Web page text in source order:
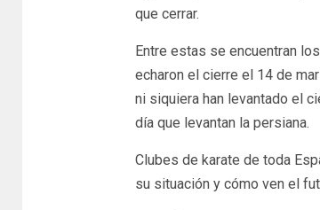
que cerrar.
Entre estas se encuentran
echaron el cierre el 14 de
ni siquiera han levantado el
día que levantan la persiana.
Clubes de karate de toda
su situación y cómo ven el